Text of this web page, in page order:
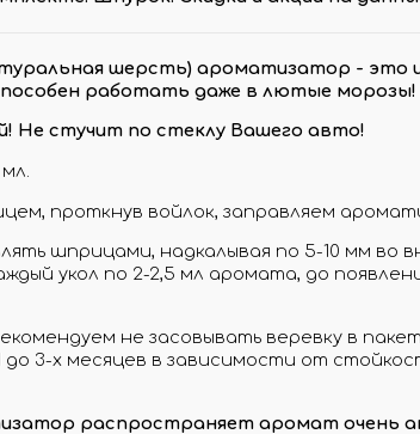
заказе от 10 000 ₽)шерсть) ароматизатор - это
работать даже в лютые морозы!
Не стучит по стеклу Вашего авто!
проткнув войлок, заправляем
шприцами, надкалывая по 5-10 мм во
укол по 2-2,5 мл аромата, до
не засовывать веревку в
3-х месяцев в зависимости от
распространяет аромат очень